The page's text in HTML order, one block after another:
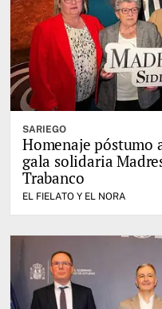
SARIEGO
Homenaje póstumo
gala solidaria
Trabanco
EL FIELATO Y EL NORA